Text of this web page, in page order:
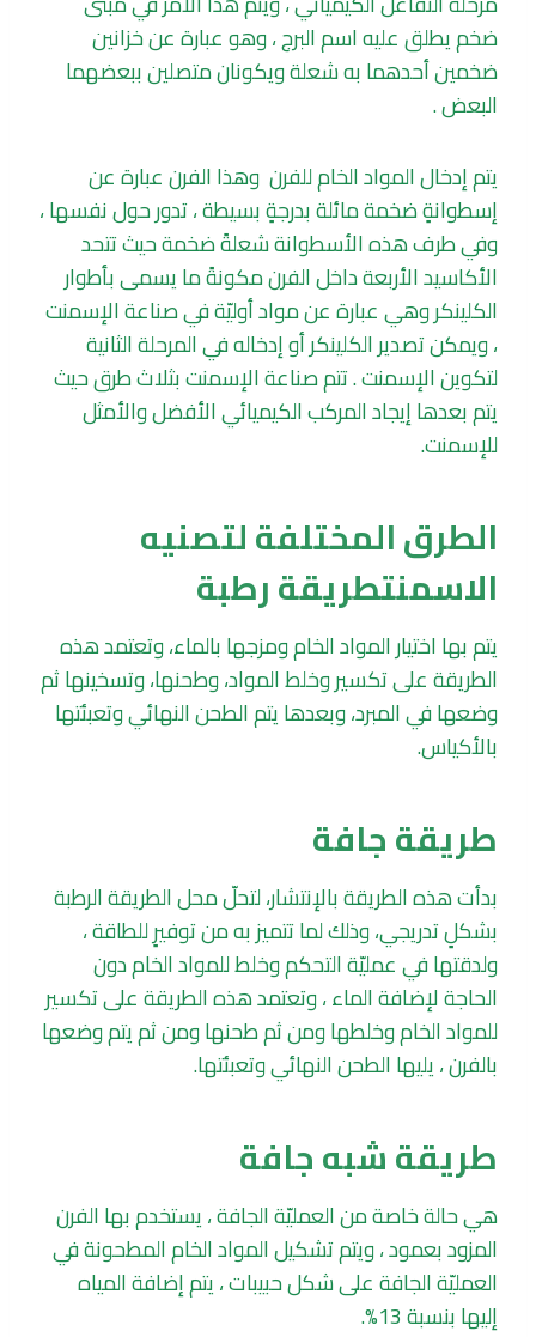
ضخم يطلق عليه اسم البرج ، وهو عبارة عن خزانين
ضخمين أحدهما به شعلة ويكونان متصلين ببعضهما
البعض .
يتم إدخال المواد الخام للفرن وهذا الفرن عبارة عن
إسطوانةٍ ضخمة مائلة بدرجةٍ بسيطة ، تدور حول نفسها ،
وفي طرف هذه الأسطوانة شعلةً ضخمة حيث تتحد
الأكاسيد الأربعة داخل الفرن مكونةً ما يسمى بأطوار
الكلينكر وهي عبارة عن مواد أوليّة في صناعة الإسمنت
، ويمكن تصدير الكلينكر أو إدخاله في المرحلة الثانية
لتكوين الإسمنت . تتم صناعة الإسمنت بثلاث طرق حيث
يتم بعدها إيجاد المركب الكيميائي الأفضل والأمثل
للإسمنت.
الطرق المختلفة لتصنيه
الاسمنتطريقة رطبة
يتم بها اختيار المواد الخام ومزجها بالماء، وتعتمد هذه
الطريقة على تكسير وخلط المواد، وطحنها، وتسخينها ثم
وضعها في المبرد، وبعدها يتم الطحن النهائي وتعبئتها
بالأكياس.
طريقة جافة
بدأت هذه الطريقة بالإنتشار، لتحلّ محل الطريقة الرطبة
بشكلٍ تدريجي، وذلك لما تتميز به من توفيرٍ للطاقة ،
ولدقتها في عمليّة التحكم وخلط للمواد الخام دون
الحاجة لإضافة الماء ، وتعتمد هذه الطريقة على تكسير
للمواد الخام وخلطها ومن ثم طحنها ومن ثم يتم وضعها
بالفرن ، يليها الطحن النهائي وتعبئتها.
طريقة شبه جافة
هي حالة خاصة من العمليّة الجافة ، يستخدم بها الفرن
المزود بعمود ، ويتم تشكيل المواد الخام المطحونة في
العمليّة الجافة على شكل حبيبات ، يتم إضافة المياه
إليها بنسبة 13%.